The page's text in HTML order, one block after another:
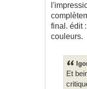
final. édit
couleurs.
Et